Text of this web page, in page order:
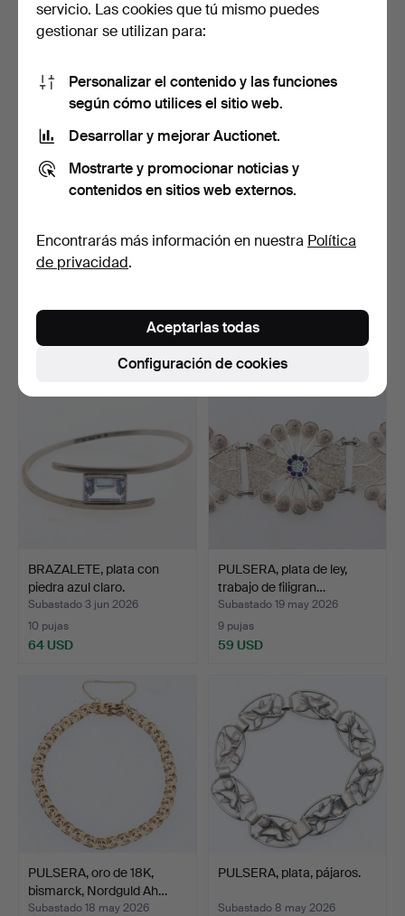
16 pujas
901 USD
12 pujas
BRAZALETES/BRAZALETE
85 USD
17 pujas
BRAZALETE, plata con
piedra azul claro.
Subastado 3 jun 2026
10 pujas
64 USD
PULSERA, plata de ley,
trabajo de filigran…
Subastado 19 may 2026
9 pujas
59 USD
PULSERA, oro de 18K,
bismarck, Nordguld Ah…
Subastado 18 may 2026
PULSERA, plata, pájaros.
Subastado 8 may 2026
servicio. Las cookies que tú mismo puedes
gestionar se utilizan para:
Personalizar el contenido y las funciones
según cómo utilices el sitio web.
Desarrollar y mejorar Auctionet.
Mostrarte y promocionar noticias y
contenidos en sitios web externos.
Encontrarás más información en nuestra Política
de privacidad.
Configuración de cookies
Aceptarlas todas